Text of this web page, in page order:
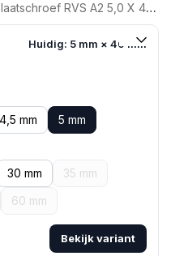
A2 5,0 X 40 Voldraad TX-25 200 Stuks
Huidig: 5 mm × 40 mm
4,5 mm 5 mm
30 mm
35 mm
60 mm
Bekijk variant